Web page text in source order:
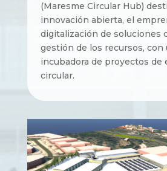
(Maresme Circular Hub)
innovación abierta, el
digitalización de soluciones
gestión de los recursos, con
incubadora de proyectos de
circular.